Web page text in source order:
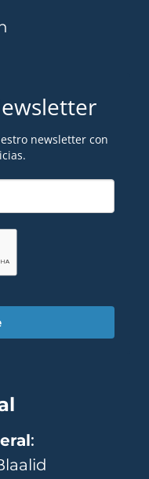
newsletter con
: